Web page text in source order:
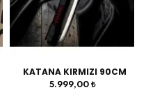
KATANA KIRMIZI 90CM
5.999,00 ₺